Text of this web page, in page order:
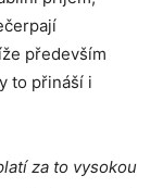
především
to přináší i
za to vysokou